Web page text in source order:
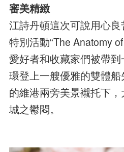
審美精緻
江詩丹頓這次可說用心
特別活動“The Anatomy
愛好者和收藏家們被帶
環登上一艘優雅的雙體
的維港兩旁美景襯托下
城之鬱悶。